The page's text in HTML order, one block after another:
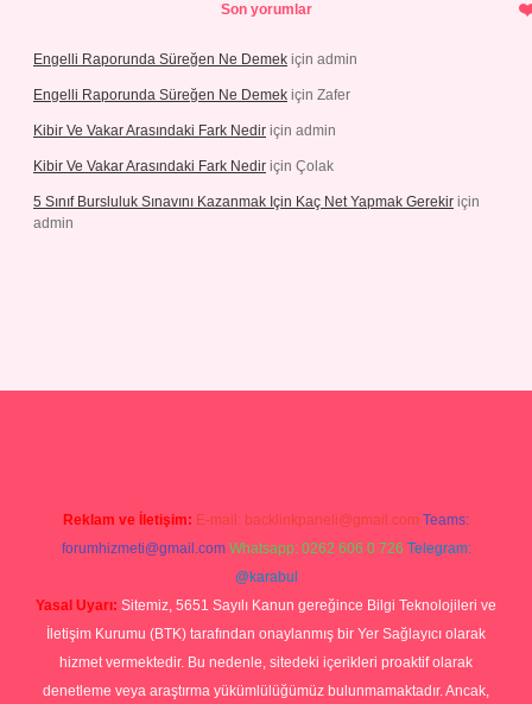
Son yorumlar
Engelli Raporunda Süreğen Ne Demek için admin
Engelli Raporunda Süreğen Ne Demek için Zafer
Kibir Ve Vakar Arasındaki Fark Nedir için admin
Kibir Ve Vakar Arasındaki Fark Nedir için Çolak
5 Sınıf Bursluluk Sınavını Kazanmak Için Kaç Net Yapmak Gerekir için
admin
Reklam ve İletişim: E-mail: backlinkpaneli@gmail.com Teams:
forumhizmeti@gmail.com Whatsapp: 0262 606 0 726 Telegram:
@karabul
Yasal Uyarı: Sitemiz, 5651 Sayılı Kanun gereğince Bilgi Teknolojileri ve
İletişim Kurumu (BTK) tarafından onaylanmış bir Yer Sağlayıcı olarak
hizmet vermektedir. Bu nedenle, sitedeki içerikleri proaktif olarak
denetleme veya araştırma yükümlülüğümüz bulunmamaktadır. Ancak,